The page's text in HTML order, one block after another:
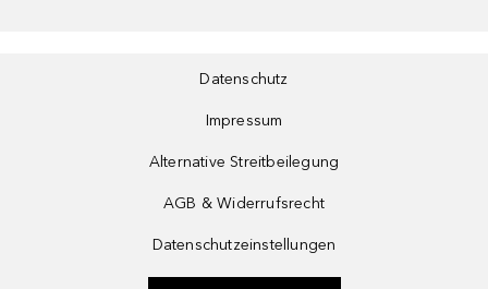
Datenschutz
Impressum
Alternative Streitbeilegung
AGB & Widerrufsrecht
Datenschutzeinstellungen